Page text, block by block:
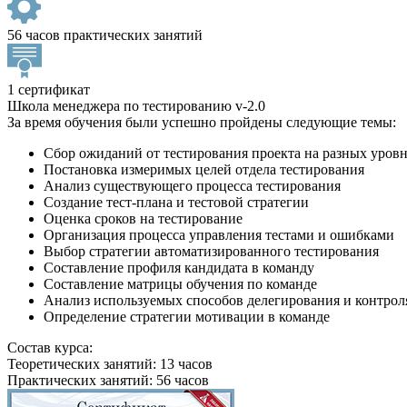
56 часов практических занятий
1 сертификат
Школа менеджера по тестированию v-2.0
За время обучения были успешно пройдены следующие темы:
Сбор ожиданий от тестирования проекта на разных
Постановка измеримых целей отдела тестирования
Анализ существующего процесса тестирования
Создание тест-плана и тестовой стратегии
Оценка сроков на тестирование
Организация процесса управления тестами и ошибками
Выбор стратегии автоматизированного тестирования
Составление профиля кандидата в команду
Составление матрицы обучения по команде
Анализ используемых способов делегирования и
Определение стратегии мотивации в команде
Состав курса:
Теоретических занятий: 13 часов
Практических занятий: 56 часов